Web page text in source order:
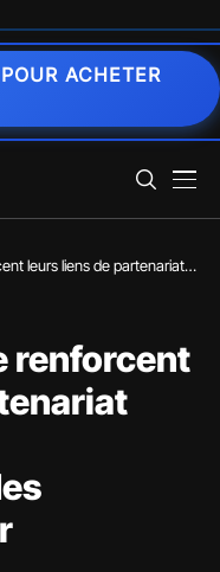
ACHETER
leurs liens de partenariat
renforcent